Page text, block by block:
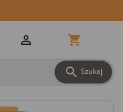
 Szukaj
 